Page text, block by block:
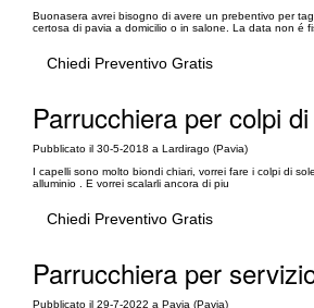
Buonasera avrei bisogno di avere un prebentivo per
certosa di pavia a domicilio o in salone. La data non é
Chiedi Preventivo Gratis
Parrucchiera per colpi
Pubblicato il 30-5-2018 a Lardirago (Pavia)
I capelli sono molto biondi chiari, vorrei fare i colpi di
alluminio . E vorrei scalarli ancora di piu
Chiedi Preventivo Gratis
Parrucchiera per
Pubblicato il 29-7-2022 a Pavia (Pavia)